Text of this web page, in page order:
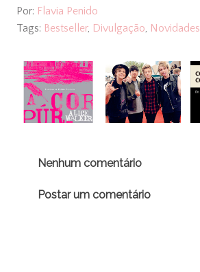
Por: Flavia Penido
Tags: Bestseller, Divulgação, Novidades
Nenhum comentário
Postar um comentário